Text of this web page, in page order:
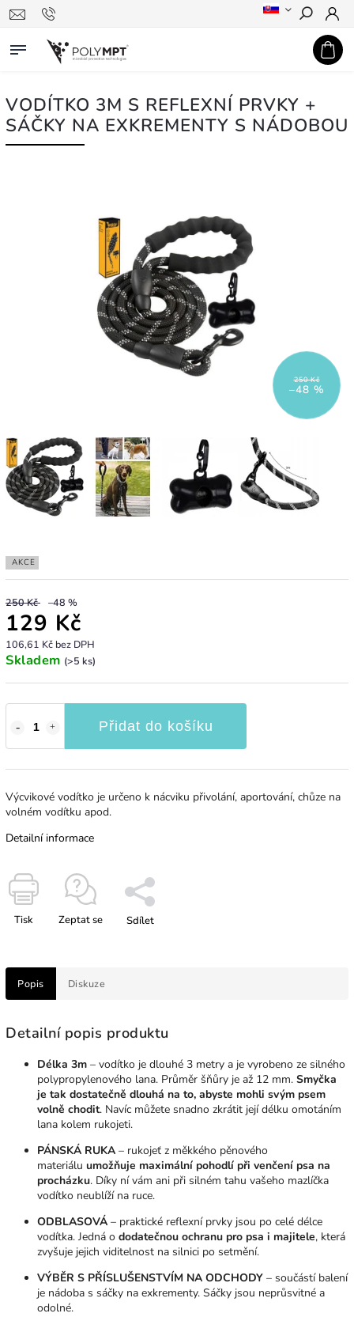
Hledat
VODÍTKO 3M S REFLEXNÍ PRVKY +
SÁČKY NA EXKREMENTY S NÁDOBOU
250 Kč
–48 %
AKCE
250 Kč –48 %
129 Kč
106,61 Kč bez DPH
Skladem (>5 ks)
Přidat do košíku
Výcvikové vodítko je určeno k nácviku přivolání, aportování, chůze na
volném vodítku apod.
Detailní informace
Tisk Zeptat se Sdílet
Popis Diskuze
Detailní popis produktu
Délka 3m – vodítko je dlouhé 3 metry a je vyrobeno ze silného
polypropylenového lana. Průměr šňůry je až 12 mm. Smyčka
je tak dostatečně dlouhá na to, abyste mohli svým psem
volně chodit. Navíc můžete snadno zkrátit její délku omotáním
lana kolem rukojeti.
PÁNSKÁ RUKA – rukojeť z měkkého pěnového
materiálu umožňuje maximální pohodlí při venčení psa na
procházku. Díky ní vám ani při silném tahu vašeho mazlíčka
vodítko neublíží na ruce.
ODBLASOVÁ – praktické reflexní prvky jsou po celé délce
vodítka. Jedná o dodatečnou ochranu pro psa i majitele, která
zvyšuje jejich viditelnost na silnici po setmění.
VÝBĚR S PŘÍSLUŠENSTVÍM NA ODCHODY – součástí balení
je nádoba s sáčky na exkrementy. Sáčky jsou neprůsvitné a
odolné.